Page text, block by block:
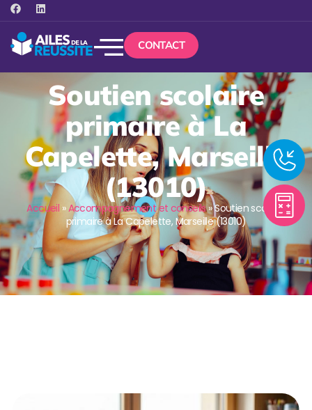
CONTACT
Soutien scolaire
primaire à La
Capelette, Marseille
(13010)
Accueil »Accompagnement et conseils»Soutien scolaire
primaire à La Capelette, Marseille (13010)